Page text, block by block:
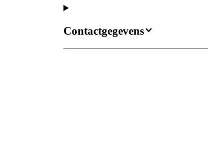
Contactgegevens